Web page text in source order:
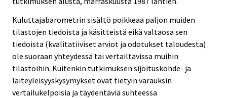
Kuluttajabarometrin sisältö poikkeaa paljon muiden
tilastojen tiedoista ja käsitteistä eikä valtaosa sen
tiedoista (kvalitatiiviset arviot ja odotukset taloudesta)
ole suoraan yhteydessä tai vertailtavissa muihin
tilastoihin. Kuitenkin tutkimuksen sijoituskohde- ja
laiteyleisyyskysymykset ovat tietyin varauksin
vertailukelpoisia ja täydentäviä suhteessa